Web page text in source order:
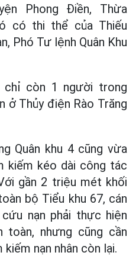
Phong Điền, Thừa
có thi thể của Thiếu
Phó Tư lệnh Quân Khu
chỉ còn 1 người trong
ở Thủy điện Rào Trăng
Quân khu 4 cũng vừa
kéo dài công tác
gần 2 triệu mét khối
bộ Tiểu khu 67, cán
nạn phải thực hiện
nhưng cũng cần
nạn nhân còn lại.